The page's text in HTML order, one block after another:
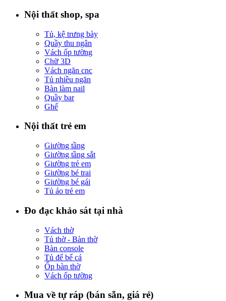
Nội thất shop, spa
Tủ, kệ trưng bày
Quầy thu ngân
Vách ốp tường
Chữ 3D
Vách ngăn cnc
Tủ nhiều ngăn
Bàn làm nail
Quầy bar
Ghế
Nội thất trẻ em
Giường tầng
Giường tầng sắt
Giường trẻ em
Giường bé trai
Giường bé gái
Tủ áo trẻ em
Đo đạc khảo sát tại nhà
Vách thờ
Tủ thờ - Bàn thờ
Bàn console
Tủ để bể cá
Ốp bàn thờ
Vách ốp tường
Mua về tự ráp (bán sẵn, giá rẻ)